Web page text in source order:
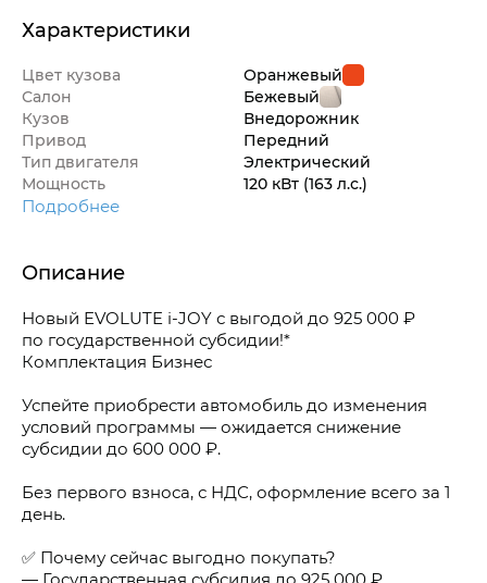
Характеристики
Цвет кузова
Оранжевый
Салон
Бежевый
Кузов
Внедорож­ник
Привод
Передний
Тип двигателя
Электрический
Мощность
120 кВт (163 л.с.)
Подробнее
Описание
Новый EVOLUTE i-JOY с выгодой до 925 000 ₽
по государственной субсидии!*
Комплектация Бизнес
Успейте приобрести автомобиль до изменения
условий программы — ожидается снижение
субсидии до 600 000 ₽.
Без первого взноса, с НДС, оформление всего за 1
день.
✅ Почему сейчас выгодно покупать?
— Государственная субсидия до 925 000 ₽